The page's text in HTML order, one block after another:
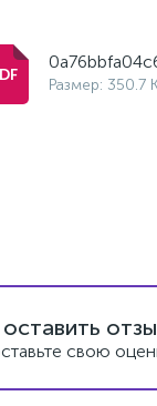
Размер: 350.7
свою